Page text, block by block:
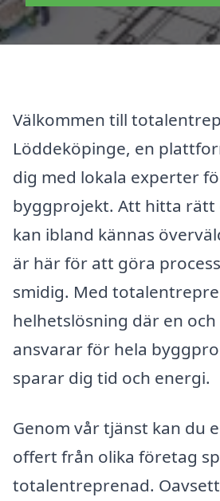
Välkommen till
Löddeköpinge, en
dig med lokala experter
byggprojekt. Att hitta
kan ibland kännas
är här för att göra
smidig. Med
helhetslösning där en
ansvarar för hela
sparar dig tid och energi.
Genom vår tjänst kan du
offert från olika företag
totalentreprenad.